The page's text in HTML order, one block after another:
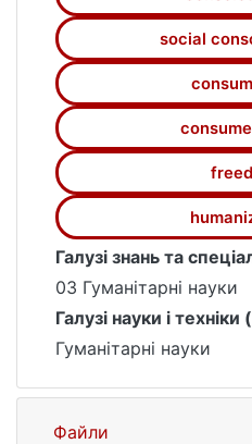
рівня споживання, а
стає метою і
social
Галузі знань та
03 Гуманітарні науки
Галузі науки і техніки
Гуманітарні науки
Файли